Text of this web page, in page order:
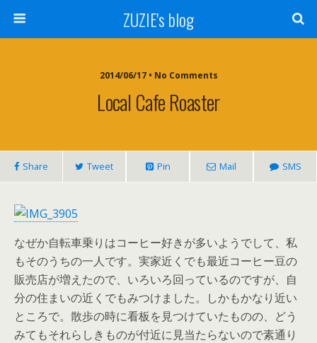
ZUZIE's blog
2014/06/17 • No Comments
Local Cafe Roaster
Share Tweet Pin Mail SMS
なぜか自転車乗りはコーヒー好きが多いようでして、私
もそのうちの一人です。実家近くでも最近コーヒー豆の
販売店が増えたので、いろいろ回っているのですが、自
分の住まいの近くでもみつけました。しかもかなり近い
ところで。散歩の時に看板を見つけていたものの、どう
みてもそれらしきものが付近に見当たらないので素通り